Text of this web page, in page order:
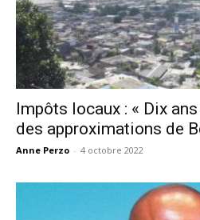
Impôts locaux : « Dix
des approximations de
Anne Perzo - 4 octobre 2022